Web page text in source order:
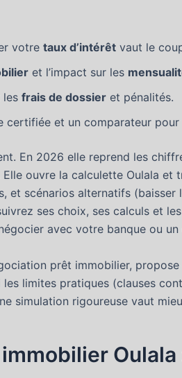
votretaux d’intérêt vaut le
et l’impact sur les
lesfrais de dossier et pénalités.
et un comparateur pour
En 2026 elle reprend les
Elle ouvre la calculette Oulala et
et scénarios alternatifs
ses choix, ses calculs et
avec votre banque ou
prêt immobilier,
limites pratiques (clauses
simulation rigoureuse vaut
Oulala